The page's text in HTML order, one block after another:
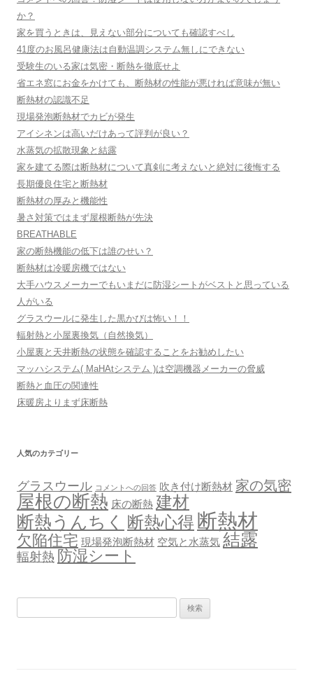
か？
家を買うときは、見えない部分についても確認すべし
41度のお風呂健康法は自動温調システム無しにできない
受験生のいる家は気密・断熱を徹底せよ
省エネ窓にお金をかけても、断熱材の性能が悪ければ意味が無い
断熱材の認識不足
現場発泡断熱材でカビが発生
アイシネンは高いだけあって評判が良い？
水蒸気の拡散現象と結露
家を建てる際は断熱材について真剣に考えないと絶対に後悔する
長期優良住宅と断熱材
断熱材の厚みと機能性
暑さ対策ではまず屋根断熱が先決
BREATHABLE
家の断熱機能の低下は誰のせい？
断熱材は冷暖房機ではない
大手ハウスメーカーでもいまだに防湿シートがベストと思っている
人がいる
グラスウールに発生した黒かびは怖い！！
輻射熱と小屋裏換気（自然換気）
小屋裏と天井断熱の状態を確認することをお勧めしたい
マッハシステム( MaHAtシステム )は空調機器メーカーの脅威
断熱と血圧の関連性
床暖房よりまず床断熱
人気のカテゴリー
グラスウール コメントへの回答 吹き付け断熱材 家の気密
屋根の断熱 床の断熱 建材
断熱うんちく 断熱心得 断熱材
欠陥住宅 現場発泡断熱材 空気と水蒸気 結露
輻射熱 防湿シート